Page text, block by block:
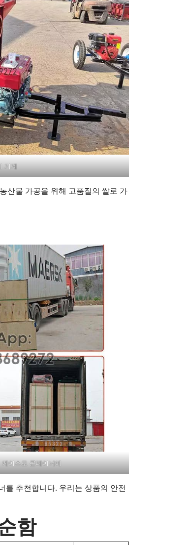
기계
산물 가공을 위해 고품질의 쌀로 가
이스로 콘테이너에
를 추천합니다. 우리는 상품의 안전
함